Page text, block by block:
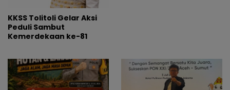
KKSS Tolitoli Gelar Aksi
Peduli Sambut
Kemerdekaan ke-81